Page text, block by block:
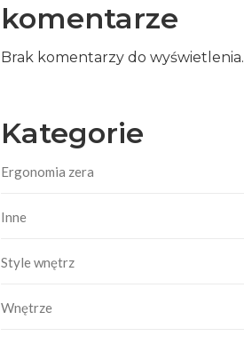
komentarze
Brak komentarzy do wyświetlenia.
Kategorie
Ergonomia zera
Inne
Style wnętrz
Wnętrze